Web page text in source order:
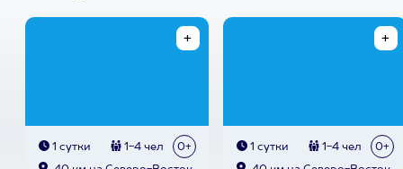
1 сутки 1-4 чел 0+ 1 сутки 1-4 чел 0+